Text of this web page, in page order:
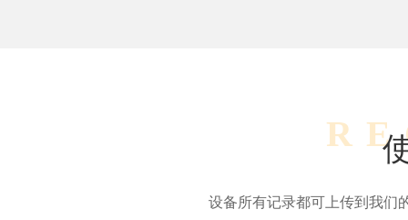
设备所有记录都可上传到我们